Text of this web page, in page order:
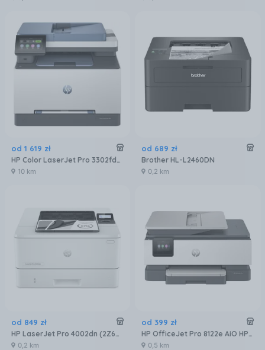
od 1 619 zł
HP Color LaserJet Pro 3302fdw MFP (499Q8F)
10 km
od 689 zł
Brother HL-L2460DN
0,2 km
od 849 zł
HP LaserJet Pro 4002dn (2Z605F)
0,2 km
od 399 zł
HP OfficeJet Pro 8122e AiO HP+ Instant Ink (405U3B)
0,5 km